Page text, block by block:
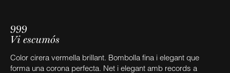
999
Vi escumós
Color cirera vermella brillant. Bombolla fina i elegant que
forma una corona perfecta. Net i elegant amb records a